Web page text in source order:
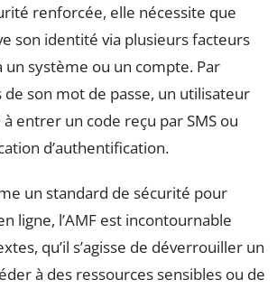
renforcée, elle nécessite que
son identité via plusieurs facteurs
un système ou un compte. Par
son mot de passe, un utilisateur
entrer un code reçu par SMS ou
d’authentification.
un standard de sécurité pour
ligne, l’AMF est incontournable
qu’il s’agisse de déverrouiller un
à des ressources sensibles ou de